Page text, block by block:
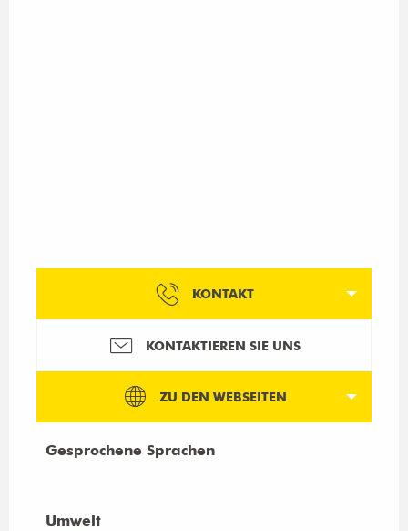
KONTAKT
KONTAKTIEREN SIE UNS
ZU DEN WEBSEITEN
Gesprochene Sprachen
Gesprochene Sprachen
Umwelt
Umwelt